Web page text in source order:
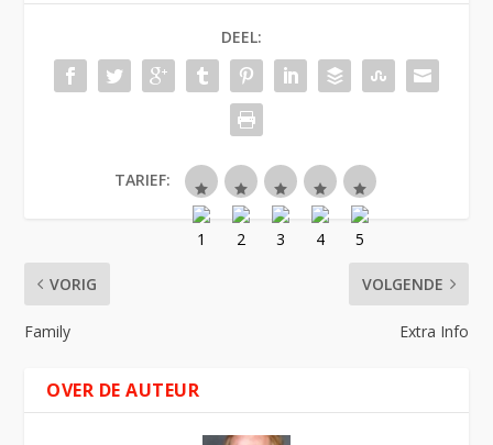
DEEL:
TARIEF:
VORIG
Family
VOLGENDE
Extra Info
OVER DE AUTEUR